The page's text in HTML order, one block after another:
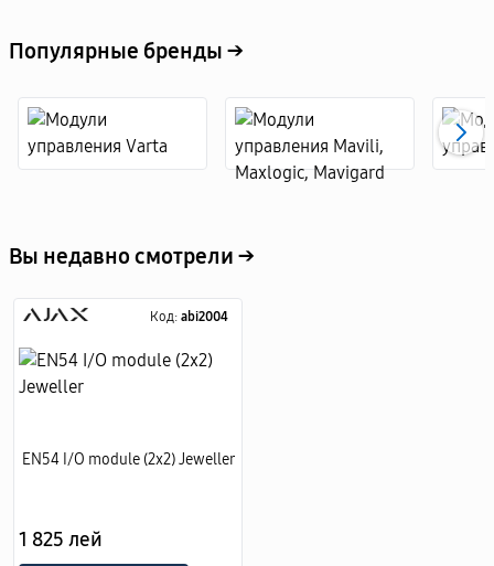
Популярные бренды →
Вы недавно смотрели →
Код: abi2004
EN54 I/O module (2x2) Jeweller
1 825 лей